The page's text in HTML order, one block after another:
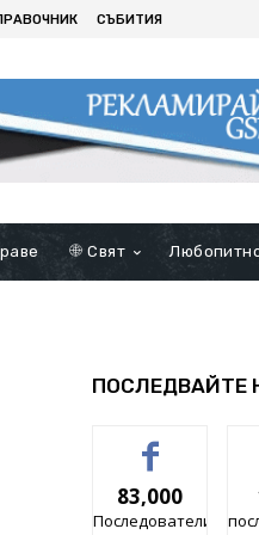
СЪБИТИЯ
Свят
ПОСЛЕДВАЙТЕ
83,000
Последователи